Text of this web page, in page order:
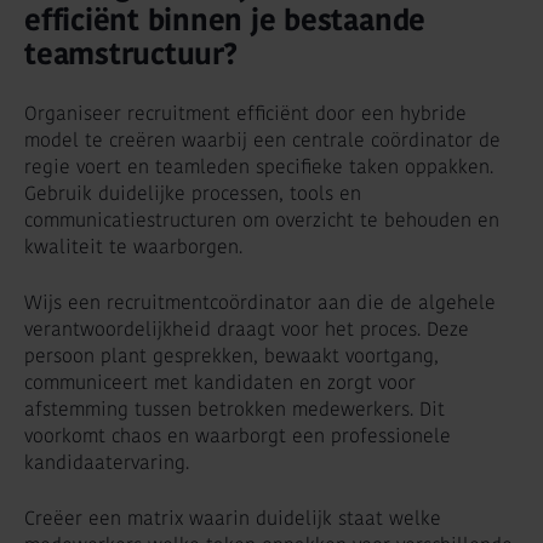
efficiënt binnen je bestaande
teamstructuur?
Organiseer recruitment efficiënt door een hybride
model te creëren waarbij een centrale coördinator de
regie voert en teamleden specifieke taken oppakken.
Gebruik duidelijke processen, tools en
communicatiestructuren om overzicht te behouden en
kwaliteit te waarborgen.
Wijs een recruitmentcoördinator aan die de algehele
verantwoordelijkheid draagt voor het proces. Deze
persoon plant gesprekken, bewaakt voortgang,
communiceert met kandidaten en zorgt voor
afstemming tussen betrokken medewerkers. Dit
voorkomt chaos en waarborgt een professionele
kandidaatervaring.
Creëer een matrix waarin duidelijk staat welke